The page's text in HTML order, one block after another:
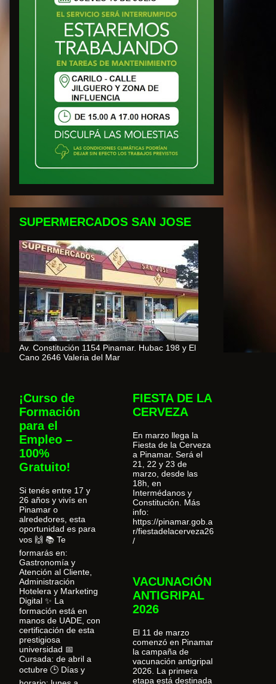
SUPERMERCADOS SAN JOSE
Av. Constitución 1154 Pinamar. Hubac 198 y El
Cano 2646 Valeria del Mar
¡Curso de
Formación
para el
Empleo –
100%
Gratuito!
Si tenés entre 17 y
26 años y vivís en
Pinamar o
alrededores, esta
oportunidad es para
vos 🙌 📚 Te
formarás en:
Gastronomía y
Atención al Cliente,
Administración
Hotelera y Marketing
Digital ✨ La
formación está en
manos de UADE, con
certificación de esta
prestigiosa
universidad 📅
Cursada: de abril a
octubre 🕒 Días y
FIESTA DE LA
CERVEZA
En marzo llega la
Fiesta de la Cerveza
a Pinamar. Será el
21, 22 y 23 de
marzo, desde las
18h, en
Intermédanos y
Constitución. Más
info:
https://pinamar.gob.a
r/fiestadelacerveza26
/
VACUNACIÓN
ANTIGRIPAL
2026
El 11 de marzo
comenzó en Pinamar
la campaña de
vacunación antigripal
2026. La primera
etapa está destinada